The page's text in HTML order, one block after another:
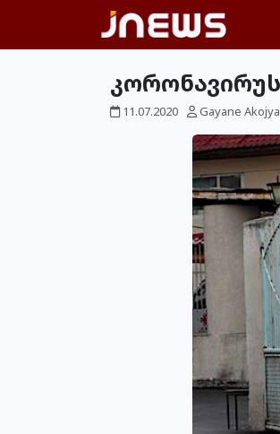
11.07.2020 Gayane